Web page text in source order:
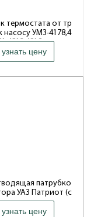
термостата от тр
насосу УМЗ-4178,4
ОАО Волжские
моторы
узнать цену
патрубко
УАЗ Патриот (с
с отводом для рас
узнать цену